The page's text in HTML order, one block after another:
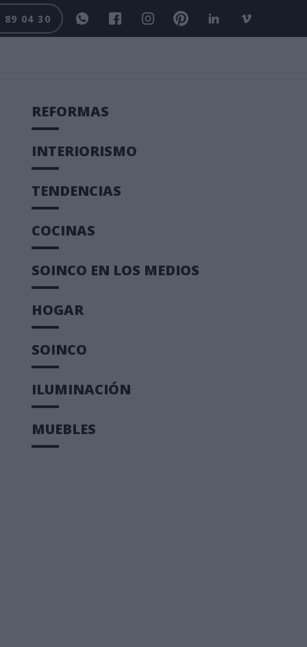
89 04 30
REFORMAS
INTERIORISMO
TENDENCIAS
COCINAS
SOINCO EN LOS MEDIOS
HOGAR
SOINCO
ILUMINACIÓN
MUEBLES